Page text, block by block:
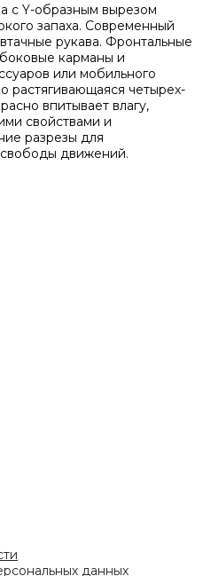
с Y-образным вырезом
запаха. Современный
рукава. Фронтальные
карманы и
или мобильного
растягивающаяся четырех-
впитывает влагу,
свойствами и
разрезы для
движений.
данных